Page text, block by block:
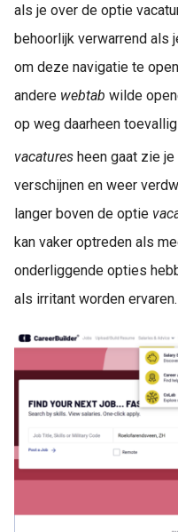
als je over de optie
behoorlijk verwarrend als
om deze navigatie te
andere webtab wilde
op weg daarheen
vacatures heen gaat zie
verschijnen en weer
langer boven de optie
kan vaker optreden als
onderliggende opties
als irritant worden ervaren.